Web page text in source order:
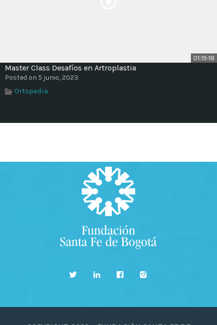
01:19:18
Master Class Desafíos en Artroplastia
Posted on 5 junio, 2023
Ortopedia